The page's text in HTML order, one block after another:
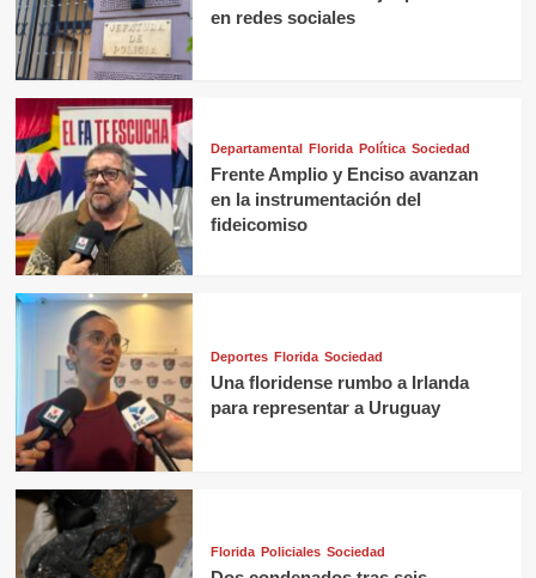
en redes sociales
Departamental Florida Política Sociedad
Frente Amplio y Enciso avanzan
en la instrumentación del
fideicomiso
Deportes Florida Sociedad
Una floridense rumbo a Irlanda
para representar a Uruguay
Florida Policiales Sociedad